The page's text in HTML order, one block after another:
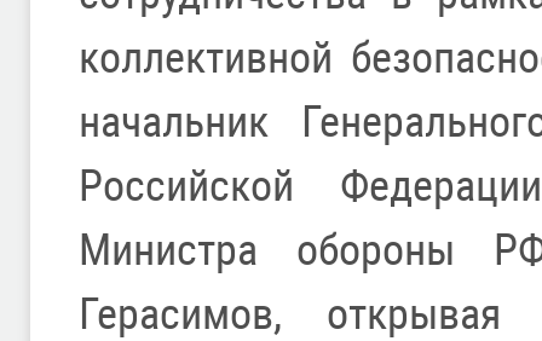
коллективной
начальник
Российской
Министра обороны
Герасимов, открывая